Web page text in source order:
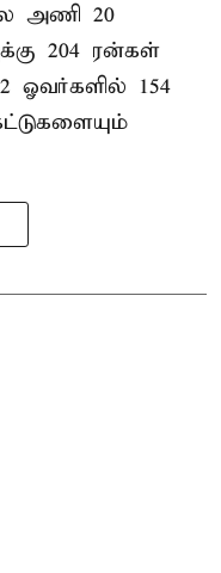
அணி 20
204 ரன்கள்
ஓவர்களில் 154